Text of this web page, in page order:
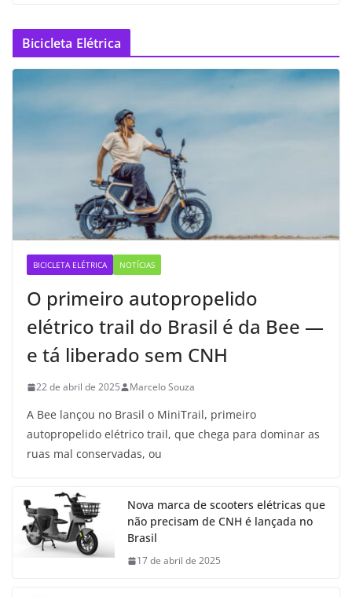
Bicicleta Elétrica
BICICLETA ELÉTRICA NOTÍCIAS
O primeiro autopropelido
elétrico trail do Brasil é da Bee —
e tá liberado sem CNH
22 de abril de 2025 Marcelo Souza
A Bee lançou no Brasil o MiniTrail, primeiro
autopropelido elétrico trail, que chega para dominar as
ruas mal conservadas, ou
Nova marca de scooters elétricas que
não precisam de CNH é lançada no
Brasil
17 de abril de 2025